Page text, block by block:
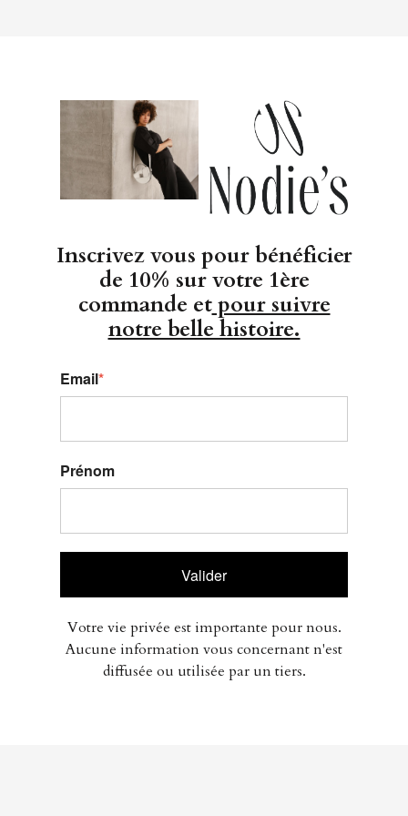
Inscrivez vous pour bénéficier
de 10% sur votre 1ère
commande etpour suivre
notre belle histoire.
Email*
Prénom
Valider
Votre vie privée est importante pour nous.
Aucune information vous concernant n'est
diffusée ou utilisée par un tiers.